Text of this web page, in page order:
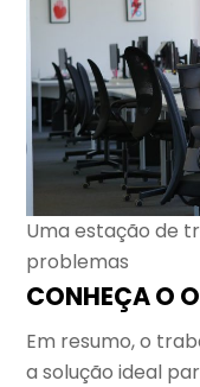
Uma estação de
problemas
CONHEÇA O
Em resumo, o
a solução ideal